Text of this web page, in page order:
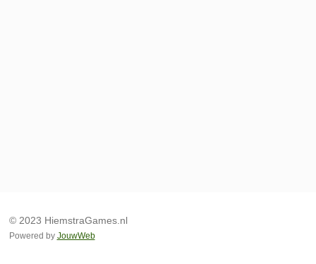
© 2023 HiemstraGames.nl
Powered by JouwWeb